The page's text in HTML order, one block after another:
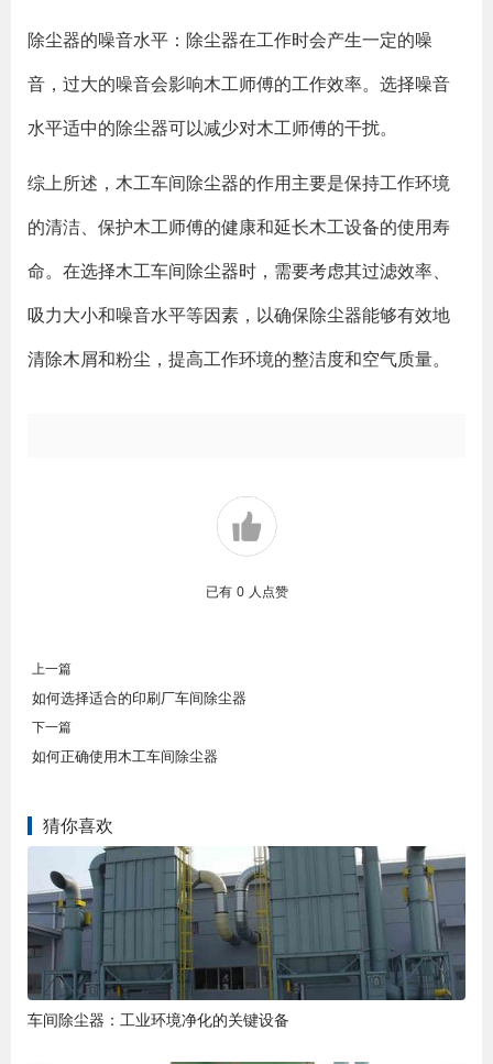
除尘器的噪音水平：除尘器在工作时会产生一定的噪
音，过大的噪音会影响木工师傅的工作效率。选择噪音
水平适中的除尘器可以减少对木工师傅的干扰。
综上所述，木工车间除尘器的作用主要是保持工作环境
的清洁、保护木工师傅的健康和延长木工设备的使用寿
命。在选择木工车间除尘器时，需要考虑其过滤效率、
吸力大小和噪音水平等因素，以确保除尘器能够有效地
清除木屑和粉尘，提高工作环境的整洁度和空气质量。
已有 0 人点赞
上一篇
如何选择适合的印刷厂车间除尘器
下一篇
如何正确使用木工车间除尘器
猜你喜欢
车间除尘器：工业环境净化的关键设备